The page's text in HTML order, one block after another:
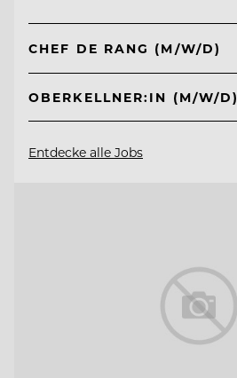
CHEF DE RANG (M/W/D)
OBERKELLNER:IN (M/W/D)
Entdecke alle Jobs